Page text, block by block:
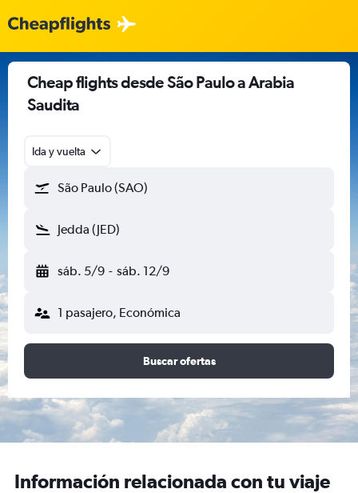
Cheap flights desde São Paulo a Arabia
Saudita
Ida y vuelta
São Paulo (SAO)
Jedda (JED)
sáb. 5/9 - sáb. 12/9
1 pasajero, Económica
Buscar ofertas
Información relacionada con tu viaje